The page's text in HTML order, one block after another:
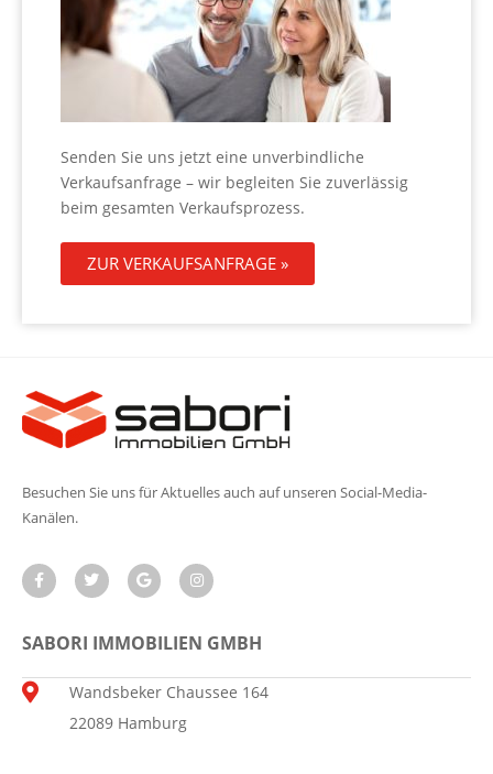
Senden Sie uns jetzt eine unverbindliche
Verkaufsanfrage – wir begleiten Sie zuverlässig
beim gesamten Verkaufsprozess.
ZUR VERKAUFSANFRAGE »
Besuchen Sie uns für Aktuelles auch auf unseren Social-Media-
Kanälen.
SABORI IMMOBILIEN GMBH
Wandsbeker Chaussee 164
22089 Hamburg